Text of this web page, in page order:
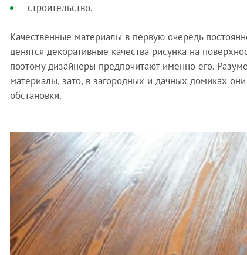
строительство.
Качественные материалы в первую очередь
ценятся декоративные качества рисунка на
поэтому дизайнеры предпочитают именно его.
материалы, зато, в загородных и дачных домиках
обстановки.